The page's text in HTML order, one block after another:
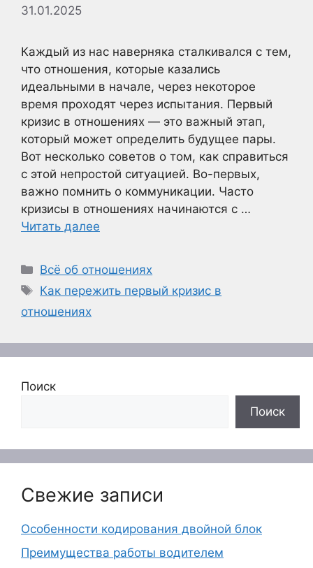
31.01.2025
Каждый из нас наверняка сталкивался с тем,
что отношения, которые казались
идеальными в начале, через некоторое
время проходят через испытания. Первый
кризис в отношениях — это важный этап,
который может определить будущее пары.
Вот несколько советов о том, как справиться
с этой непростой ситуацией. Во-первых,
важно помнить о коммуникации. Часто
кризисы в отношениях начинаются с …
Читать далее
Рубрики
Всё об отношениях
Метки
Как пережить первый кризис в
отношениях
Поиск
Поиск
Свежие записи
Особенности кодирования двойной блок
Преимущества работы водителем